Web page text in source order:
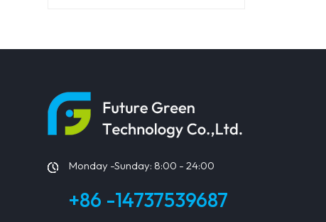
Monday -Sunday: 8:00 - 24:00
+86 -14737539687